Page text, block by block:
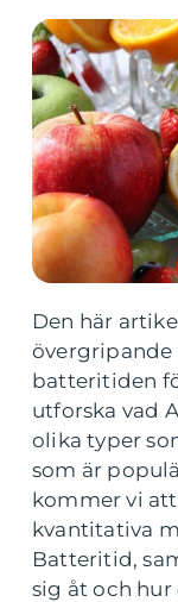
Den här
övergripande
batteritiden
utforska vad
olika typer
som är
kommer vi att
kvantitativa
Batteritid,
sig åt och